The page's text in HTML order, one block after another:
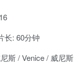
: 60分钟
斯 / Venice / 威尼斯